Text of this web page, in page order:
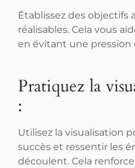
Établissez des objectifs
réalisables. Cela vous
en évitant une pression
Pratiquez la
:
Utilisez la visualisation
succès et ressentir les
découlent. Cela